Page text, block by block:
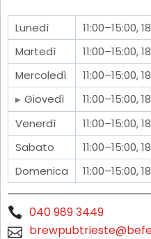
Lunedì
11:00–15:00,
Martedì
11:00–15:00,
Mercoledì
11:00–15:00,
Giovedì
11:00–15:00,
Venerdì
11:00–15:00,
Sabato
11:00–15:00,
Domenica
11:00–15:00,
040 989 3449